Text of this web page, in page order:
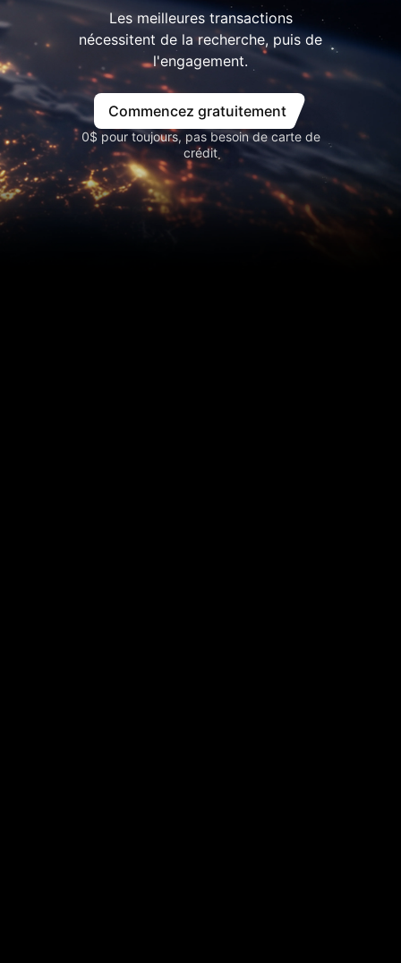
Les meilleures transactions
nécessitent de la recherche, puis de
l'engagement.
Commencez gratuitement
0$ pour toujours, pas besoin de carte de
crédit